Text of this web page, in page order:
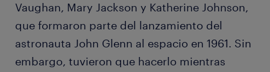
Vaughan, Mary Jackson y Katherine Johnson,
que formaron parte del lanzamiento del
astronauta John Glenn al espacio en 1961. Sin
embargo, tuvieron que hacerlo mientras